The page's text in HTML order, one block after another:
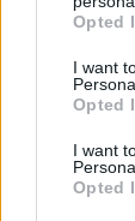
Opted
I want
Opted
I want
Opted
Gleich fünf
Zeitmesser,
Design den